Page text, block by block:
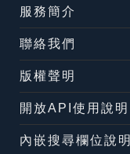
服務簡介
聯絡我們
版權聲明
開放API使用說明
內嵌搜尋欄位說明